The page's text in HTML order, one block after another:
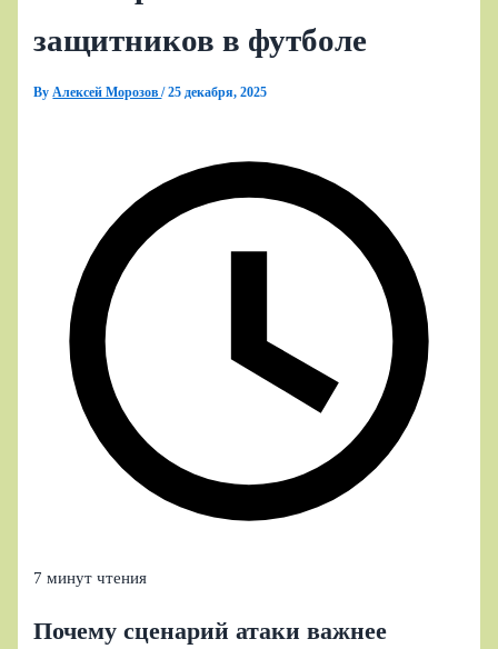
защитников в футболе
By Алексей Морозов/25 декабря, 2025
7 минут чтения
Почему сценарий атаки важнее